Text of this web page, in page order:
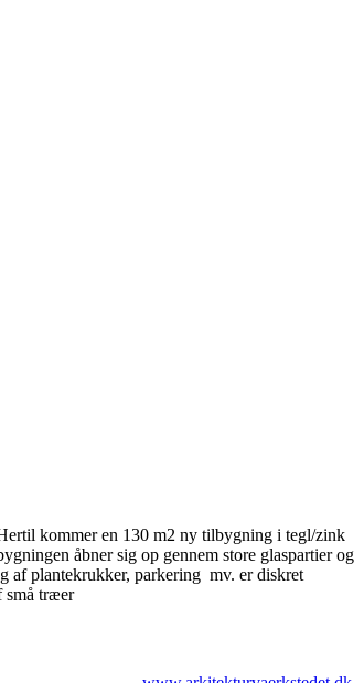
kommer en 130 m2 ny tilbygning i tegl/zink
åbner sig op gennem store glaspartier og
af plantekrukker, parkering mv. er diskret
små træer